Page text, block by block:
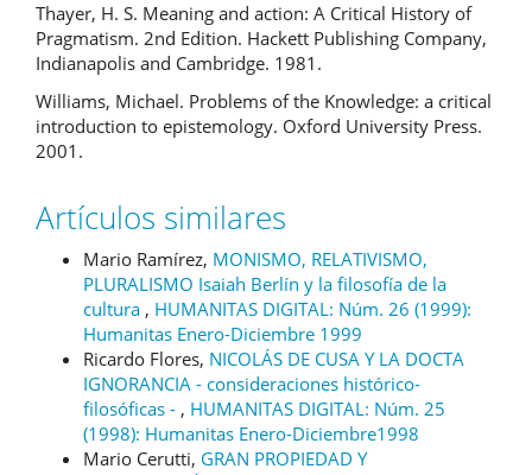
Thayer, H. S. Meaning and action: A Critical History of
Pragmatism. 2nd Edition. Hackett Publishing Company,
Indianapolis and Cambridge. 1981.
Williams, Michael. Problems of the Knowledge: a critical
introduction to epistemology. Oxford University Press.
2001.
Artículos similares
Mario Ramírez, MONISMO, RELATIVISMO,
PLURALISMO Isaiah Berlín y la filosofía de la
cultura , HUMANITAS DIGITAL: Núm. 26 (1999):
Humanitas Enero-Diciembre 1999
Ricardo Flores, NICOLÁS DE CUSA Y LA DOCTA
IGNORANCIA - consideraciones histórico-
filosóficas - , HUMANITAS DIGITAL: Núm. 25
(1998): Humanitas Enero-Diciembre1998
Mario Cerutti, GRAN PROPIEDAD Y